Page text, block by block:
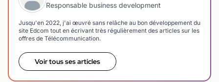
Responsable business development
Jusqu'en 2022, j'ai œuvré sans relâche au bon développement du
site Edcom tout en écrivant très régulièrement des articles sur les
offres de Télécommunication.
Voir tous ses articles